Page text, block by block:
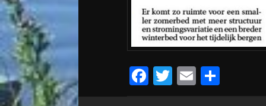
Facebook
Twitter
Email